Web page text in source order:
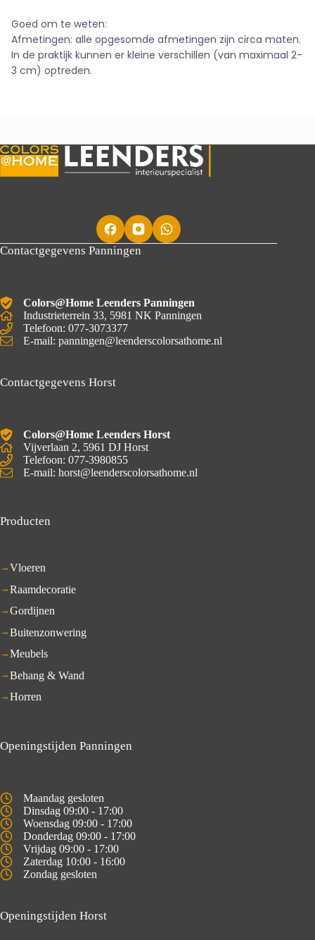
Goed om te weten:
Afmetingen: alle opgesomde afmetingen zijn circa maten.
In de praktijk kunnen er kleine verschillen (van maximaal 2-
3 cm) optreden.
Contactgegevens Panningen
Colors@Home Leenders Panningen
Industrieterrein 33, 5981 NK Panningen
Telefoon: 077-3073377
E-mail: panningen@leenderscolorsathome.nl
Contactgegevens Horst
Colors@Home Leenders Horst
Vijverlaan 2, 5961 DJ Horst
Telefoon: 077-3980855
E-mail: horst@leenderscolorsathome.nl
Producten
Vloeren
Raamdecoratie
Gordijnen
Buitenzonwering
Meubels
Behang & Wand
Horren
Openingstijden Panningen
Maandag gesloten
Dinsdag 09:00 - 17:00
Woensdag 09:00 - 17:00
Donderdag 09:00 - 17:00
Vrijdag 09:00 - 17:00
Zaterdag 10:00 - 16:00
Zondag gesloten
Openingstijden Horst